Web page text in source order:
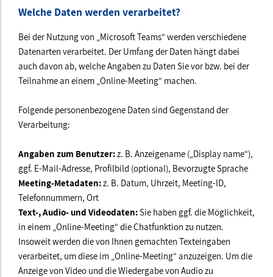
Welche Daten werden verarbeitet?
Bei der Nutzung von „Microsoft Teams“ werden verschiedene
Datenarten verarbeitet. Der Umfang der Daten hängt dabei
auch davon ab, welche Angaben zu Daten Sie vor bzw. bei der
Teilnahme an einem „Online-Meeting“ machen.
Folgende personenbezogene Daten sind Gegenstand der
Verarbeitung:
Angaben zum Benutzer:z. B. Anzeigename („Display name“),
ggf. E-Mail-Adresse, Profilbild (optional), Bevorzugte Sprache
Meeting-Metadaten:z. B. Datum, Uhrzeit, Meeting-ID,
Telefonnummern, Ort
Text-, Audio- und Videodaten:Sie haben ggf. die Möglichkeit,
in einem „Online-Meeting“ die Chatfunktion zu nutzen.
Insoweit werden die von Ihnen gemachten Texteingaben
verarbeitet, um diese im „Online-Meeting“ anzuzeigen. Um die
Anzeige von Video und die Wiedergabe von Audio zu